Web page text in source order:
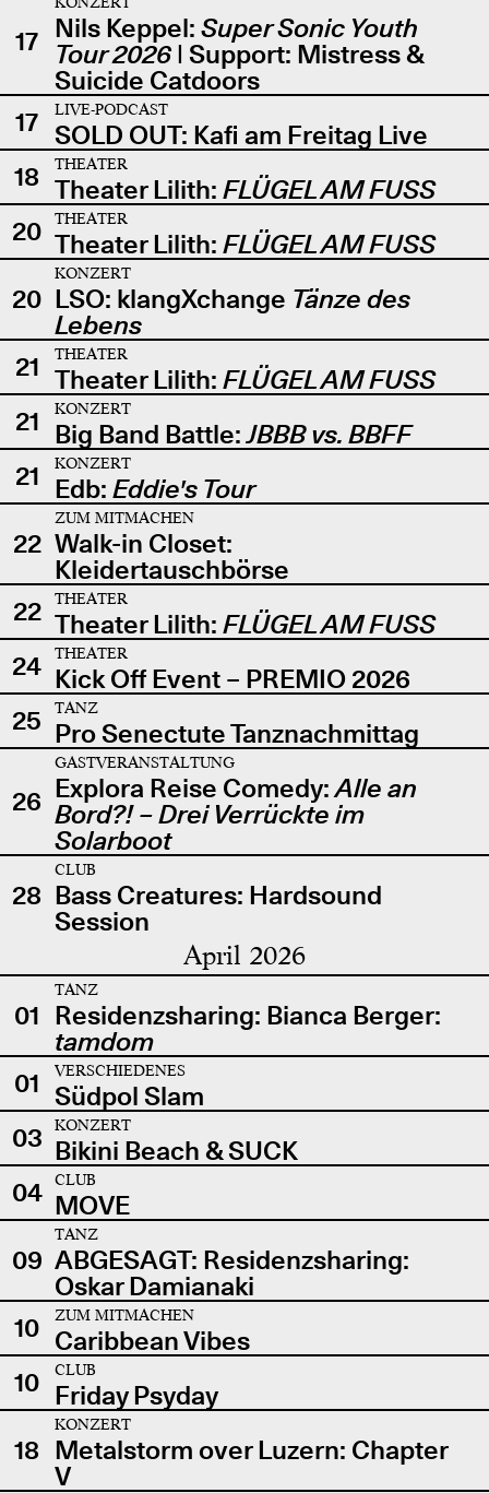
17 Nils Keppel: Super Sonic Youth
Tour 2026| Support: Mistress &
Suicide Catdoors
17
LIVE-PODCAST
SOLD OUT: Kafi am Freitag Live
18
THEATER
Theater Lilith: FLÜGEL AM FUSS
20
THEATER
Theater Lilith: FLÜGEL AM FUSS
20
KONZERT
LSO: klangXchange Tänze des
Lebens
21
THEATER
Theater Lilith: FLÜGEL AM FUSS
21
KONZERT
Big Band Battle:JBBB vs. BBFF
21
KONZERT
Edb: Eddie's Tour
22
ZUM MITMACHEN
Walk-in Closet:
Kleidertauschbörse
22
THEATER
Theater Lilith: FLÜGEL AM FUSS
24
THEATER
Kick Off Event – PREMIO 2026
25
TANZ
Pro Senectute Tanznachmittag
26
GASTVERANSTALTUNG
Explora Reise Comedy:Alle an
Bord?! – Drei Verrückte im
Solarboot
28
CLUB
Bass Creatures: Hardsound
Session
April 2026
01
TANZ
Residenzsharing: Bianca Berger:
tamdom
01
VERSCHIEDENES
Südpol Slam
03
KONZERT
Bikini Beach & SUCK
04
CLUB
MOVE
09
TANZ
ABGESAGT: Residenzsharing:
Oskar Damianaki
10
ZUM MITMACHEN
Caribbean Vibes
10
CLUB
Friday Psyday
18
KONZERT
Metalstorm over Luzern: Chapter
V